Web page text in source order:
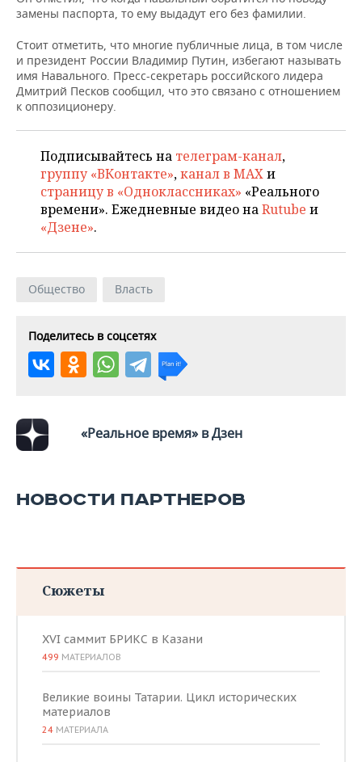
замены паспорта, то ему выдадут его без фамилии.
Стоит отметить, что многие публичные лица, в том числе
и президент России Владимир Путин, избегают называть
имя Навального. Пресс-секретарь российского лидера
Дмитрий Песков сообщил, что это связано с отношением
к оппозиционеру.
Подписывайтесь на телеграм-канал,
группу «ВКонтакте»,канал в MAXи
страницу в «Одноклассниках» «Реального
времени». Ежедневные видео наRutube и
«Дзене».
Общество Власть
Поделитесь в соцсетях
«Реальное время» в Дзен
НОВОСТИ ПАРТНЕРОВ
Сюжеты
XVI саммит БРИКС в Казани
499 МАТЕРИАЛОВ
Великие воины Татарии. Цикл исторических
материалов
24 МАТЕРИАЛА